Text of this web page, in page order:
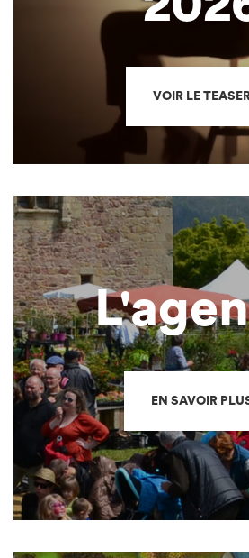
VOIR LE
EN SAVOIR